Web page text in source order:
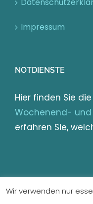
Impressum
NOTDIENSTE
Hier finden Sie die
Wochenend-
erfahren Sie,
Wir verwenden nur